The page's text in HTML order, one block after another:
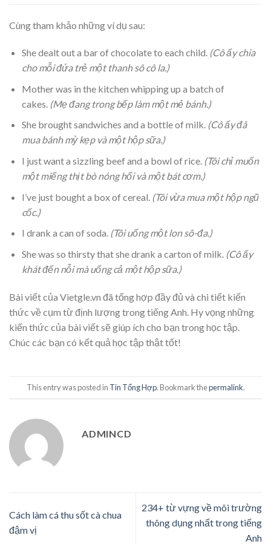
Cùng tham khảo những ví dụ sau:
She dealt out a bar of chocolate to each child. (Cô ấy chia
cho mỗi đứa trẻ một thanh sô cô la.)
Mother was in the kitchen whipping up a batch of
cakes. (Mẹ đang trong bếp làm một mẻ bánh.)
She brought sandwiches and a bottle of milk. (Cô ấy đã
mua bánh mỳ kẹp và một hộp sữa.)
I just want a sizzling beef and a bowl of rice. (Tôi chỉ muốn
một miếng thịt bò nóng hổi và một bát cơm.)
I’ve just bought a box of cereal. (Tôi vừa mua một hộp ngũ
cốc.)
I drank a can of soda. (Tôi uống một lon sô-đa.)
She was so thirsty that she drank a carton of milk. (Cô ấy
khát đến nỗi mà uống cả một hộp sữa.)
Bài viết của Vietgle.vn đã tổng hợp đầy đủ và chi tiết kiến
thức về cụm từ định lượng trong tiếng Anh. Hy vọng những
kiến thức của bài viết sẽ giúp ích cho bạn trong học tập.
Chúc các bạn có kết quả học tập thật tốt!
This entry was posted in Tin Tổng Hợp. Bookmark thepermalink.
ADMINCD
Cách làm cá thu sốt cà chua
đậm vị
234+ từ vựng về môi trường
thông dụng nhất trong tiếng
Anh